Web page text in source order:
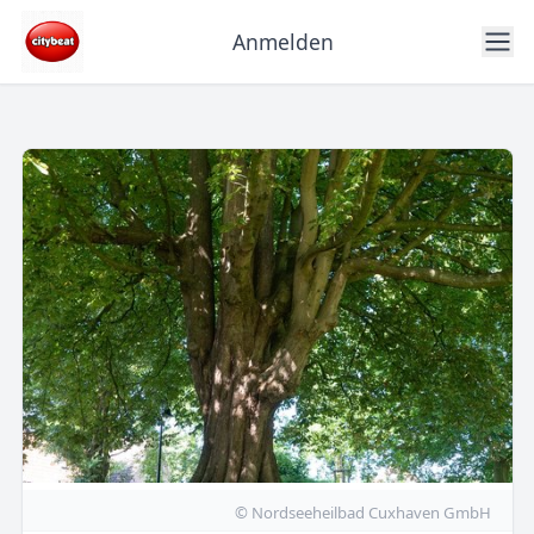
Anmelden
© Nordseeheilbad Cuxhaven GmbH